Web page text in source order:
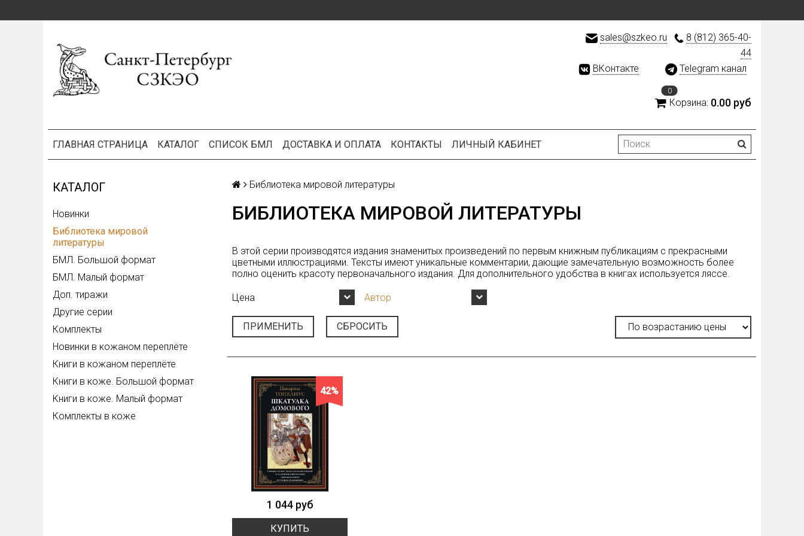
sales@szkeo.ru
8 (812) 365-40-
44
ВКонтакте
Telegram канал
0
Корзина: 0.00 руб
ГЛАВНАЯ СТРАНИЦА КАТАЛОГ СПИСОК БМЛ ДОСТАВКА И ОПЛАТА КОНТАКТЫ ЛИЧНЫЙ КАБИНЕТ
КАТАЛОГ
Новинки
Библиотека мировой
литературы
БМЛ. Большой формат
БМЛ. Малый формат
Доп. тиражи
Другие серии
Комплекты
Новинки в кожаном переплёте
Книги в кожаном переплёте
Книги в коже. Большой формат
Книги в коже. Малый формат
Комплекты в коже
Библиотека мировой литературы
БИБЛИОТЕКА МИРОВОЙ ЛИТЕРАТУРЫ
В этой серии производятся издания знаменитых произведений по первым книжным публикациям с прекрасными
цветными иллюстрациями. Тексты имеют уникальные комментарии, дающие замечательную возможность более
полно оценить красоту первоначального издания. Для дополнительного удобства в книгах используется ляссе.
Цена Автор
ПРИМЕНИТЬ СБРОСИТЬ
42%
1 044 руб
КУПИТЬ